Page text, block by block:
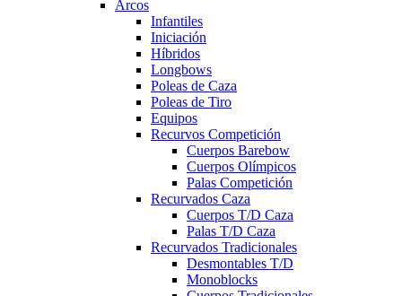
Arcos
Infantiles
Iniciación
Híbridos
Longbows
Poleas de Caza
Poleas de Tiro
Equipos
Recurvos Competición
Cuerpos Barebow
Cuerpos Olímpicos
Palas Competición
Recurvados Caza
Cuerpos T/D Caza
Palas T/D Caza
Recurvados Tradicionales
Desmontables T/D
Monoblocks